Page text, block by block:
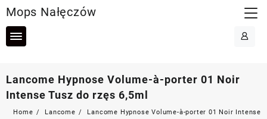
to
content
Mops Nałęczów
Lancome Hypnose Volume-à-porter 01 Noir
Intense Tusz do rzęs 6,5ml
Home Lancome
Lancome Hypnose Volume-à-porter 01 Noir Intense